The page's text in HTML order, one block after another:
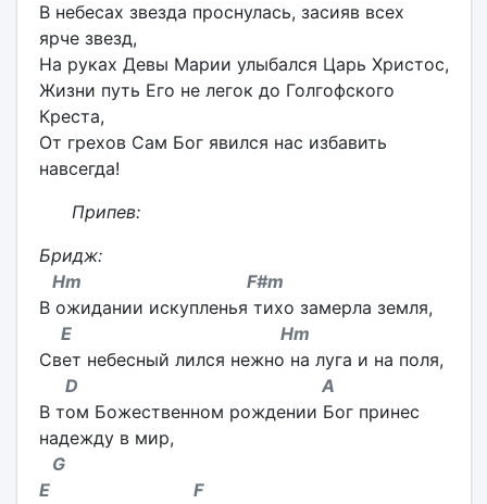
В небесах звезда проснулась, засияв всех
ярче звезд,
На руках Девы Марии улыбался Царь Христос,
Жизни путь Его не легок до Голгофского
Креста,
От грехов Сам Бог явился нас избавить
навсегда!
Припев:
Бридж:
Hm F#m
В ожидании искупленья тихо замерла земля,
E Hm
Свет небесный лился нежно на луга и на поля,
D A
В том Божественном рождении Бог принес
надежду в мир,
G
E F